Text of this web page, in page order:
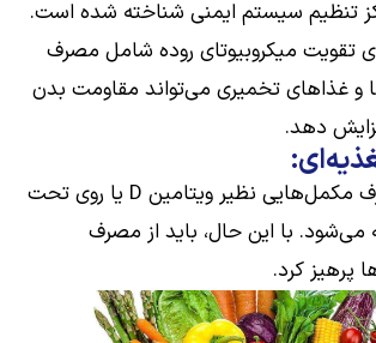
تنظیم سیستم ایمنی شناخته شده است.
تقویت میکروبیوتای روده شامل مصرف
و غذاهای تخمیری می‌تواند مقاومت بدن
گاهی اوقات مصرف مکمل‌هایی نظیر ویتامین D یا روی تحت
با این حال، باید از مصرف
پرهیز کرد.